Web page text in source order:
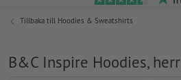
Tillbaka till Hoodies & Sweatshirts
B&C Inspire Hoodies, herr